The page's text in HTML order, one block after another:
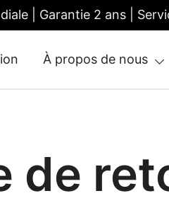
| Garantie 2 ans |
À propos de nous
de